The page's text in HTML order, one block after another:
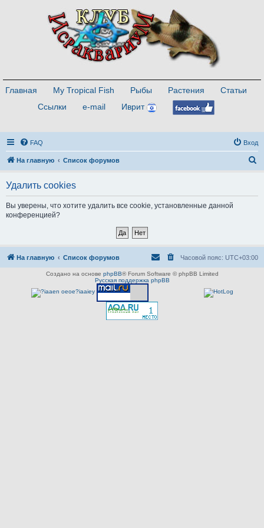
Главная My Tropical Fish Рыбы Растения
Статьи
Ссылки
e-mail Иврит
FAQ Вход
На главную Список форумов
Удалить cookies
Вы уверены, что хотите удалить все cookie, установленные данной
конференцией?
На главную Список форумов Часовой пояс: UTC+03:00
Создано на основе phpBB® Forum Software © phpBB Limited
Русская поддержка phpBB